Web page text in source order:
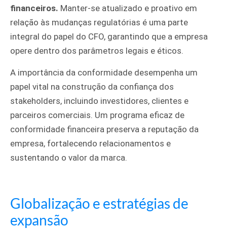
financeiros. Manter-se atualizado e proativo em
relação às mudanças regulatórias é uma parte
integral do papel do CFO, garantindo que a empresa
opere dentro dos parâmetros legais e éticos.
A importância da conformidade desempenha um
papel vital na construção da confiança dos
stakeholders, incluindo investidores, clientes e
parceiros comerciais. Um programa eficaz de
conformidade financeira preserva a reputação da
empresa, fortalecendo relacionamentos e
sustentando o valor da marca.
Globalização e estratégias de
expansão